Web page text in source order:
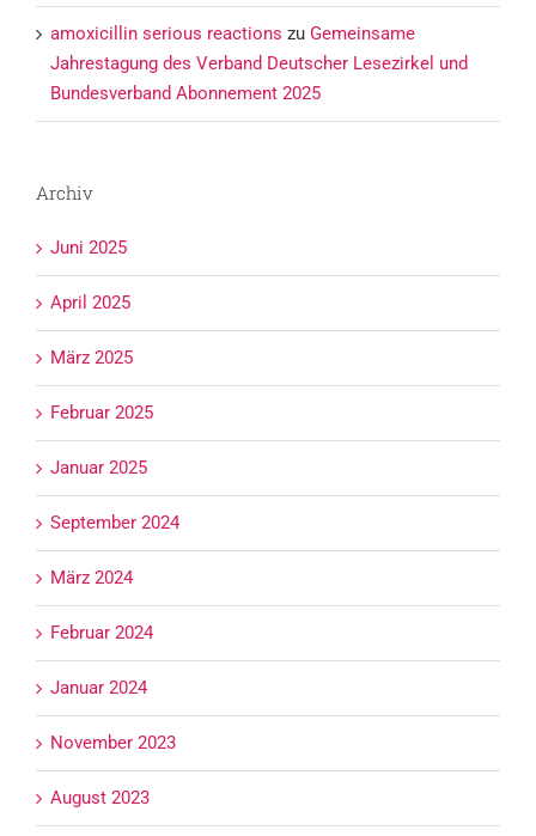
amoxicillin serious reactions zu Gemeinsame
Jahrestagung des Verband Deutscher Lesezirkel und
Bundesverband Abonnement 2025
Archiv
Juni 2025
April 2025
März 2025
Februar 2025
Januar 2025
September 2024
März 2024
Februar 2024
Januar 2024
November 2023
August 2023